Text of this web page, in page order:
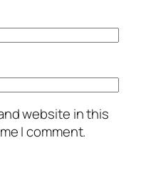
website in this
I comment.